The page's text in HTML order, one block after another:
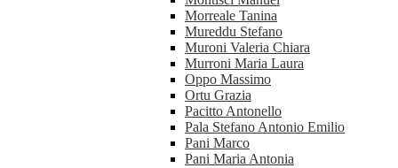
Morreale Tanina
Mureddu Stefano
Muroni Valeria Chiara
Murroni Maria Laura
Oppo Massimo
Ortu Grazia
Pacitto Antonello
Pala Stefano Antonio Emilio
Pani Marco
Pani Maria Antonia